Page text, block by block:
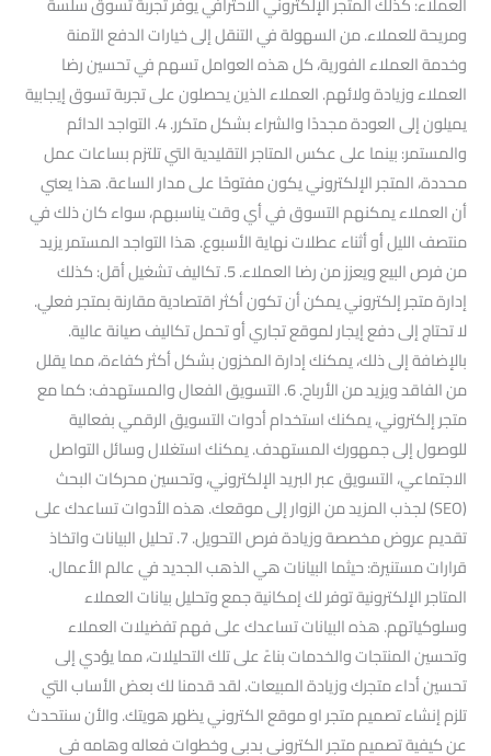
ومريحة للعملاء. من السهولة في التنقل إلى خيارات الدفع الآمنة
وخدمة العملاء الفورية، كل هذه العوامل تسهم في تحسين رضا
العملاء وزيادة ولائهم. العملاء الذين يحصلون على تجربة تسوق إيجابية
يميلون إلى العودة مجددًا والشراء بشكل متكرر. 4. التواجد الدائم
والمستمر: بينما على عكس المتاجر التقليدية التي تلتزم بساعات عمل
محددة، المتجر الإلكتروني يكون مفتوحًا على مدار الساعة. هذا يعني
أن العملاء يمكنهم التسوق في أي وقت يناسبهم، سواء كان ذلك في
منتصف الليل أو أثناء عطلات نهاية الأسبوع. هذا التواجد المستمر يزيد
من فرص البيع ويعزز من رضا العملاء. 5. تكاليف تشغيل أقل: كذلك
إدارة متجر إلكتروني يمكن أن تكون أكثر اقتصادية مقارنة بمتجر فعلي.
لا تحتاج إلى دفع إيجار لموقع تجاري أو تحمل تكاليف صيانة عالية.
بالإضافة إلى ذلك، يمكنك إدارة المخزون بشكل أكثر كفاءة، مما يقلل
من الفاقد ويزيد من الأرباح. 6. التسويق الفعال والمستهدف: كما مع
متجر إلكتروني، يمكنك استخدام أدوات التسويق الرقمي بفعالية
للوصول إلى جمهورك المستهدف. يمكنك استغلال وسائل التواصل
الاجتماعي، التسويق عبر البريد الإلكتروني، وتحسين محركات البحث
(SEO) لجذب المزيد من الزوار إلى موقعك. هذه الأدوات تساعدك على
تقديم عروض مخصصة وزيادة فرص التحويل. 7. تحليل البيانات واتخاذ
قرارات مستنيرة: حيثما البيانات هي الذهب الجديد في عالم الأعمال.
المتاجر الإلكترونية توفر لك إمكانية جمع وتحليل بيانات العملاء
وسلوكياتهم. هذه البيانات تساعدك على فهم تفضيلات العملاء
وتحسين المنتجات والخدمات بناءً على تلك التحليلات، مما يؤدي إلى
تحسين أداء متجرك وزيادة المبيعات. لقد قدمنا لك بعض الأساب التي
تلزم إنشاء تصميم متجر او موقع الكتروني يظهر هويتك. والأن سنتحدث
عن كيفية تصميم متجر الكتروني بدبي وخطوات فعاله وهامه في